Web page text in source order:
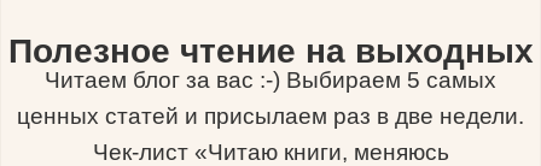
Полезное чтение на выходных
Читаем блог за вас :-) Выбираем 5 самых
ценных статей и присылаем раз в две недели.
Чек-лист «Читаю книги, меняюсь